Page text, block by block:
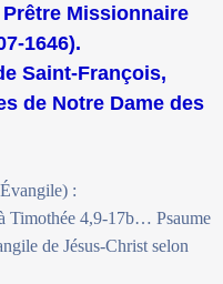
Missionnaire
1646).
Saint-François,
de Notre Dame des
:
Timothée 4,9-17b… Psaume
de Jésus-Christ selon